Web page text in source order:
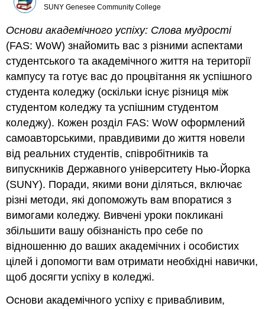
SUNY Genesee Community College
Основи академічного успіху: Слова мудрості
(FAS: WoW) знайомить вас з різними аспектами
студентського та академічного життя на території
кампусу та готує вас до процвітання як успішного
студента коледжу (оскільки існує різниця між
студентом коледжу та успішним студентом
коледжу). Кожен розділ FAS: WoW оформлений
самоавторськими, правдивими до життя новели
від реальних студентів, співробітників та
випускників Державного університету Нью-Йорка
(SUNY). Поради, якими вони діляться, включає
різні методи, які допоможуть вам впоратися з
вимогами коледжу. Вивчені уроки покликані
збільшити вашу обізнаність про себе по
відношенню до ваших академічних і особистих
цілей і допомогти вам отримати необхідні навички,
щоб досягти успіху в коледжі.
Основи академічного успіху є привабливим,